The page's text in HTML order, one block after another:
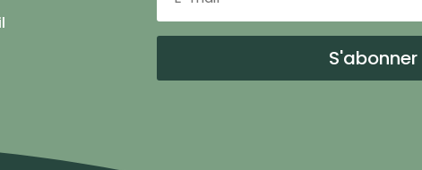
S'abonner